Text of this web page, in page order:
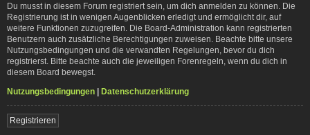
Du musst in diesem Forum registriert sein, um dich anmelden zu können. Die
Registrierung ist in wenigen Augenblicken erledigt und ermöglicht dir, auf
weitere Funktionen zuzugreifen. Die Board-Administration kann registrierten
Benutzern auch zusätzliche Berechtigungen zuweisen. Beachte bitte unsere
Nutzungsbedingungen und die verwandten Regelungen, bevor du dich
registrierst. Bitte beachte auch die jeweiligen Forenregeln, wenn du dich in
diesem Board bewegst.
Nutzungsbedingungen | Datenschutzerklärung
Registrieren